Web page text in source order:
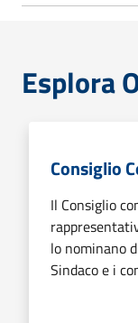
Esplora
Consiglio
Il Consiglio
lo nominano
Sindaco e i